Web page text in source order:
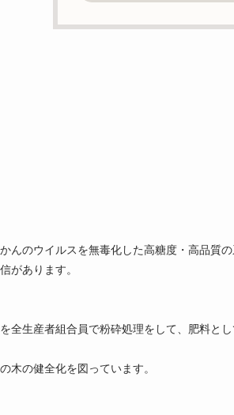
のウイルスを無毒化した高糖度・高品質の
があります。
生産者組合員で粉砕処理をして、肥料とし
木の健全化を図っています。